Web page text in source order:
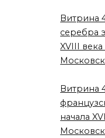
Витрина
серебра
XVIII
Витрина
начала